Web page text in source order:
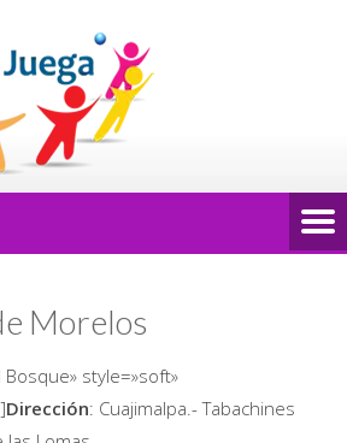
Morelos
style=»soft»
Dirección: Cuajimalpa.- Tabachines